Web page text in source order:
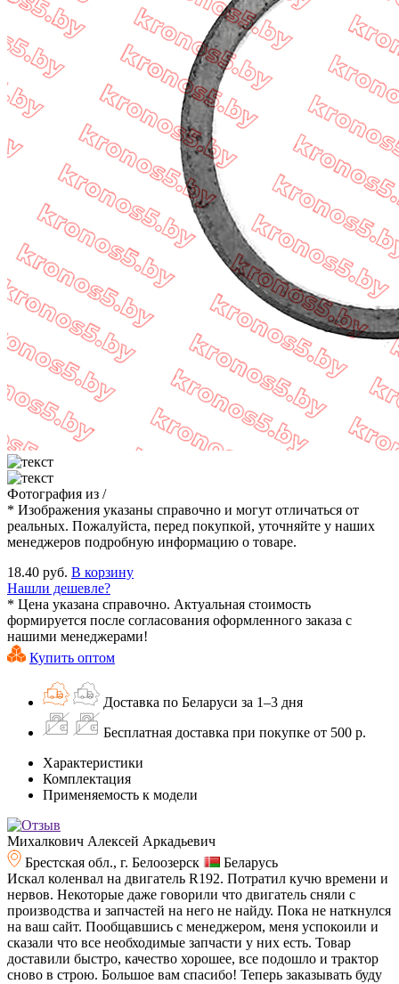
Фотография из /
* Изображения указаны справочно и могут отличаться от
реальных. Пожалуйста, перед покупкой, уточняйте у наших
менеджеров подробную информацию о товаре.
18.40 руб. В корзину
Нашли дешевле?
* Цена указана справочно. Актуальная стоимость
формируется после согласования оформленного заказа с
нашими менеджерами!
Купить оптом
Доставка по Беларуси за 1–3 дня
Бесплатная доставка при покупке от 500 р.
Характеристики
Комплектация
Применяемость к модели
Михалкович Алексей Аркадьевич
Брестская обл., г. Белоозерск
Беларусь
Искал коленвал на двигатель R192. Потратил кучю времени и
нервов. Некоторые даже говорили что двигатель сняли с
производства и запчастей на него не найду. Пока не наткнулся
на ваш сайт. Пообщавшись с менеджером, меня успокоили и
сказали что все необходимые запчасти у них есть. Товар
доставили быстро, качество хорошее, все подошло и трактор
сново в строю. Большое вам спасибо! Теперь заказывать буду